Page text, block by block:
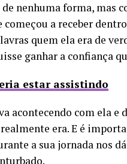
nenhuma forma, mas
a receber
quem ela era de
ganhar a confiança
estar assistindo
acontecendo com ela e
era. E é
a sua jornada nos